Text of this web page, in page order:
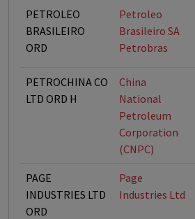
PETROLEO
BRASILEIRO
ORD
Petroleo
Brasileiro SA 
Petrobras
PETROCHINA CO
LTD ORD H
China
National
Petroleum
Corporation
(CNPC)
PAGE
INDUSTRIES LTD
ORD
Page
Industries Ltd